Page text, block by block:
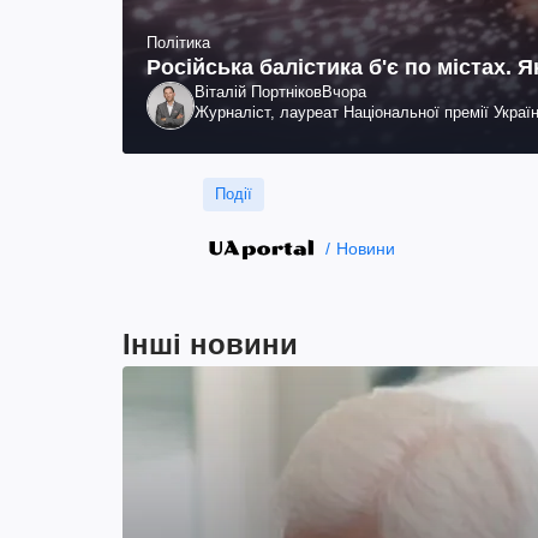
Політика
Російська балістика б'є по містах.
Віталій ПортніковВчора
Журналіст, лауреат Національної премії
Події
Новини
Інші новини